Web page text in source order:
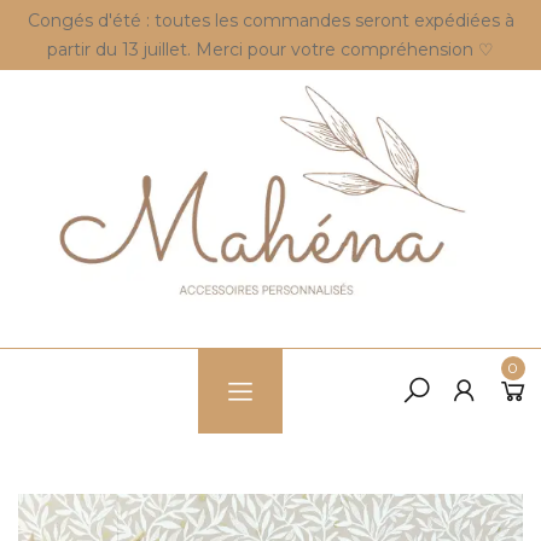
Congés d'été : toutes les commandes seront expédiées à
partir du 13 juillet. Merci pour votre compréhension ♡
0